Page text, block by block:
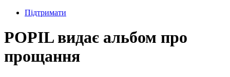
Підтримати
POPIL видає альбом про
прощання